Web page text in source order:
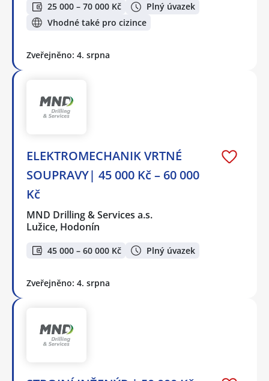
25 000 – 70 000 Kč
Plný úvazek
Vhodné také pro cizince
Zveřejněno: 4. srpna
ELEKTROMECHANIK VRTNÉ
SOUPRAVY| 45 000 Kč – 60 000
Kč
MND Drilling & Services a.s.
Lužice, Hodonín
45 000 – 60 000 Kč Plný úvazek
Zveřejněno: 4. srpna